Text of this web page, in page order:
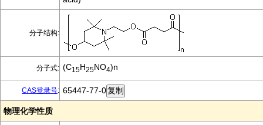
分子结构:
分子式: (C15H25NO4)n
CAS登录号: 65447-77-0
物理化学性质